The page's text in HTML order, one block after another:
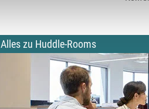
Alles zu Huddle-Rooms